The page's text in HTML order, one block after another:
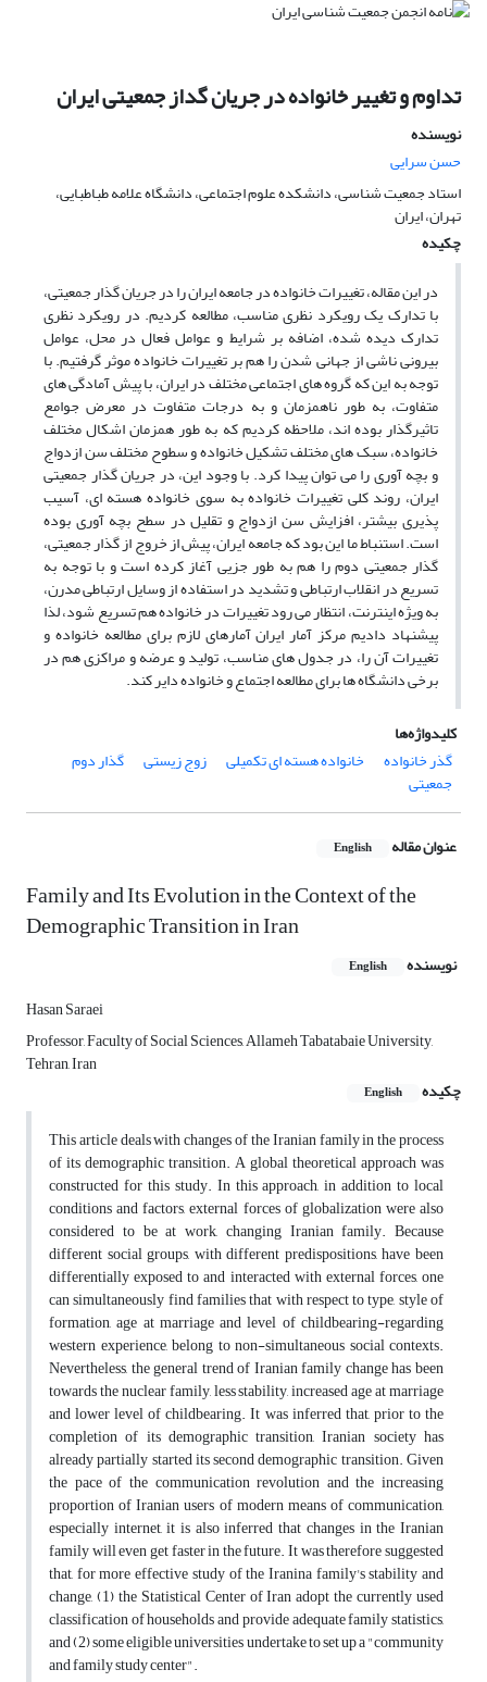
تداوم و تغییر خانواده در جریان گداز جمعیتی ایران
نویسنده
حسن سرایی
استاد جمعیت شناسی، دانشکده علوم اجتماعی، دانشگاه علامه طباطبایی،
تهران، ایران
چکیده
در این مقاله،‌ تغییرات خانواده در جامعه ایران را در جریان گذار جمعیتی،
با تدارک یک رویکرد نظری مناسب، مطالعه کردیم. در رویکرد نظری
تدارک دیده شده، اضافه بر شرایط و عوامل فعال در محل، عوامل
بیرونی ناشی از جهانی شدن را هم بر تغییرات خانواده موثر گرفتیم. با
توجه به این که گروه های اجتماعی مختلف در ایران، با پیش آمادگی های
متفاوت، به طور ناهمزمان و به درجات متفاوت در معرض جوامع
تاثیرگذار بوده اند، ملاحظه کردیم که به طور همزمان اشکال مختلف
خانواده، سبک های مختلف تشکیل خانواده و سطوح مختلف سن ازدواج
و بچه آوری را می توان پیدا کرد. با وجود این، در جریان گذار جمعیتی
ایران، روند کلی تغییرات خانواده به سوی خانواده هسته ای، آسیب
پذیری بیشتر، افزایش سن ازدواج و تقلیل در سطح بچه آوری بوده
است. استنباط ما این بود که جامعه ایران، پیش از خروج از گذار جمعیتی،
گذار جمعیتی دوم را هم به طور جزیی آغاز کرده است و با توجه به
تسریع در انقلاب ارتباطی و تشدید در استفاده از وسایل ارتباطی مدرن،‌
به ویژه اینترنت، انتظار می رود تغییرات در خانواده هم تسریع شود، لذا
پیشنهاد دادیم مرکز آمار ایران آمارهای لازم برای مطالعه خانواده و
تغییرات آن را، در جدول های مناسب، تولید و عرضه و مراکزی هم در
برخی دانشگاه ها برای مطالعه اجتماع و خانواده دایر کند.
کلیدواژه‌ها
گذر خانواده
خانواده هسته ای تکمیلی زوج زیستی گذار دوم
جمعیتی
عنوان مقاله English
Family and Its Evolution in the Context of the
Demographic Transition in Iran
نویسنده English
Hasan Saraei
Professor, Faculty of Social Sciences, Allameh Tabatabaie University,
Tehran, Iran
چکیده
English
This article deals with changes of the Iranian family in the process
of its demographic transition. A global theoretical approach was
constructed for this study. In this approach, in addition to local
conditions and factors, external forces of globalization were also
considered to be at work, changing Iranian family. Because
different social groups, with different predispositions, have been
differentially exposed to and interacted with external forces, one
can simultaneously find families that with respect to type, style of
formation, age at marriage and level of childbearing-regarding
western experience, belong to non-simultaneous social contexts.
Nevertheless, the general trend of Iranian family change has been
towards the nuclear family, less stability, increased age at marriage
and lower level of childbearing. It was inferred that, prior to the
completion of its demographic transition, Iranian society has
already partially started its second demographic transition. Given
the pace of the communication revolution and the increasing
proportion of Iranian users of modern means of communication,
especially internet, it is also inferred that changes in the Iranian
family will even get faster in the future. It was therefore suggested
that, for more effective study of the Iranina family's stability and
change, (1) the Statistical Center of Iran adopt the currently used
classification of households and provide adequate family statistics,
and (2) some eligible universities undertake to set up a "community
and family study center".